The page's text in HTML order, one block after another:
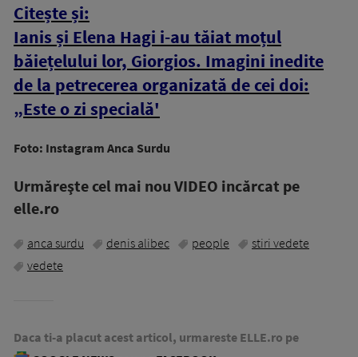
Citește și:
Ianis și Elena Hagi i-au tăiat moțul
băiețelului lor, Giorgios. Imagini inedite
de la petrecerea organizată de cei doi:
„Este o zi specială'
Foto: Instagram Anca Surdu
Urmăreşte cel mai nou VIDEO incărcat pe
elle.ro
anca surdu denis alibec people
stiri vedete
vedete
Daca ti-a placut acest articol, urmareste ELLE.ro pe